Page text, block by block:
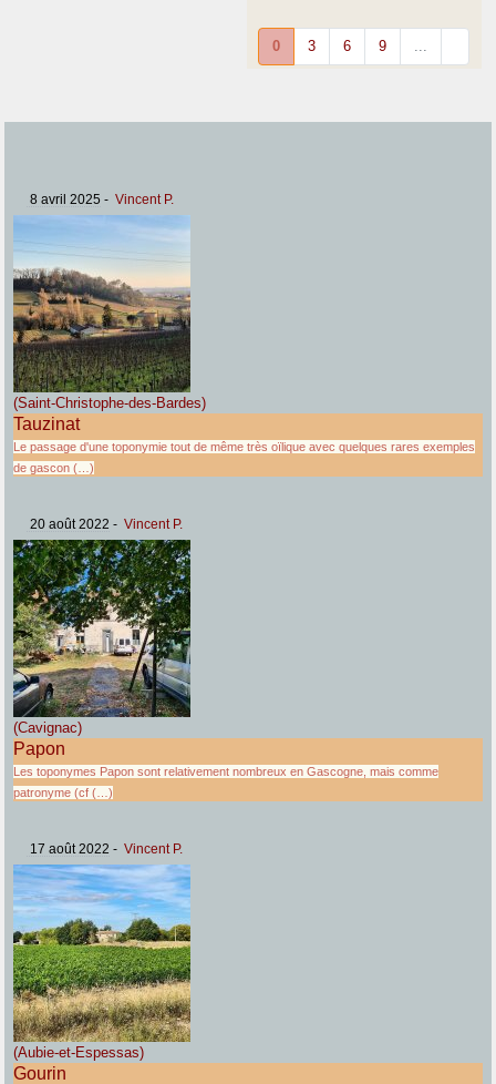
0 3 6 9 ...
8 avril 2025 - Vincent P.
(Saint-Christophe-des-Bardes)
Tauzinat
Le passage d'une toponymie tout de même très oïlique avec quelques rares exemples
de gascon (…)
20 août 2022 - Vincent P.
(Cavignac)
Papon
Les toponymes Papon sont relativement nombreux en Gascogne, mais comme
patronyme (cf (…)
17 août 2022 - Vincent P.
(Aubie-et-Espessas)
Gourin